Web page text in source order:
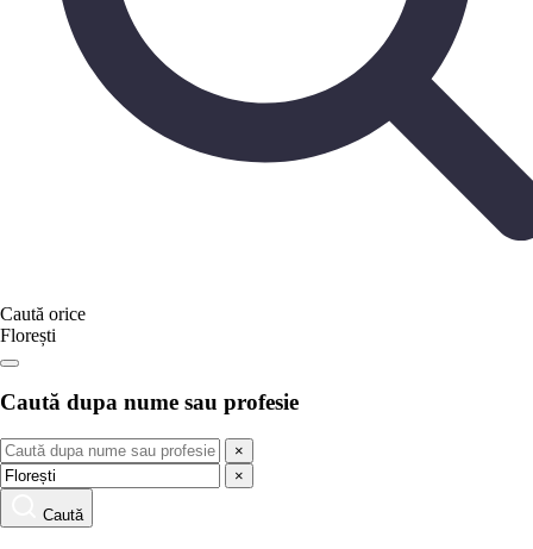
Caută orice
Florești
Caută dupa nume sau profesie
×
×
Caută